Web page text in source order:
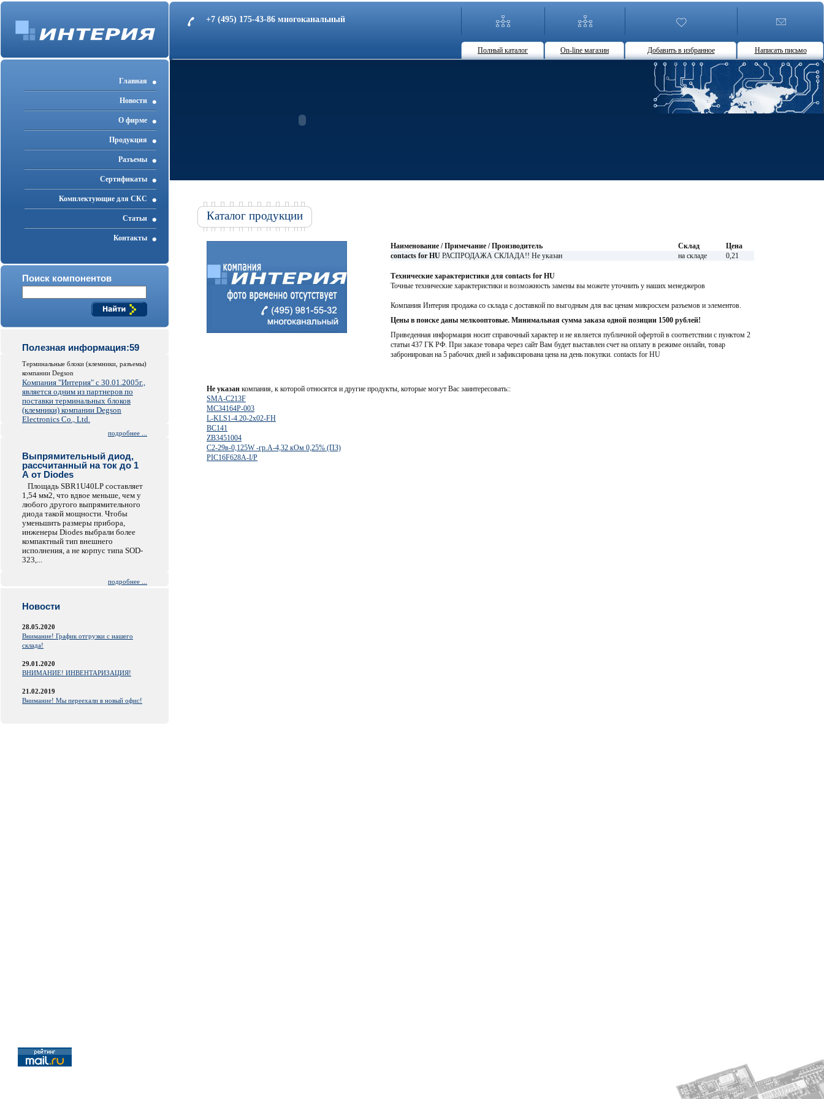
+7 (495) 175-43-86 многоканальный
Полный каталог On-line магазин Добавить в избранное Написать письмо
Главная
Новости
О фирме
Продукция
Разъемы
Cертификаты
Комплектующие для СКС
Статьи
Контакты
Поиск компонентов
Полезная информация:59
Терминальные блоки (клемники, разъемы)
компании Degson
Компания "Интерия" с 30.01.2005г.,
является одним из партнеров по
поставки терминальных блоков
(клемники) компании Degson
Electronics Co., Ltd.
подробнее ...
Выпрямительный диод,
рассчитанный на ток до 1
А от Diodes
Площадь SBR1U40LP составляет
1,54 мм2, что вдвое меньше, чем у
любого другого выпрямительного
диода такой мощности. Чтобы
уменьшить размеры прибора,
инженеры Diodes выбрали более
компактный тип внешнего
исполнения, а не корпус типа SOD-
323,...
подробнее ...
Новости
28.05.2020
Внимание! График отгрузки с нашего
склада!
29.01.2020
ВНИМАНИЕ! ИНВЕНТАРИЗАЦИЯ!
21.02.2019
Внимание! Мы переехали в новый офис!
Каталог продукции
Наименование / Примечание / Производитель Склад
Цена
contacts for HU РАСПРОДАЖА СКЛАДА!! Не указан на складе 0,21
Технические характеристики для contacts for HU
Точные технические характеристики и возможность замены вы можете уточнить у наших менеджеров
Компания Интерия продажа со склада с доставкой по выгодным для вас ценам микросхем разъемов и элементов.
Цены в поиске даны мелкооптовые. Минимальная сумма заказа одной позиции 1500 рублей!
Приведенная информация носит справочный характер и не является публичной офертой в соответствии с пунктом 2
статьи 437 ГК РФ. При заказе товара через сайт Вам будет выставлен счет на оплату в режиме онлайн, товар
забронирован на 5 рабочих дней и зафиксирована цена на день покупки. contacts for HU
Не указан компания, к которой относятся и другие продукты, которые могут Вас заинтересовать::
SMA-C213F
MC34164P-003
L-KLS1-4.20-2x02-FH
BC141
ZB3451004
С2-29в-0,125W -гр.А-4,32 кОм 0,25% (ПЗ)
PIC16F628A-I/P